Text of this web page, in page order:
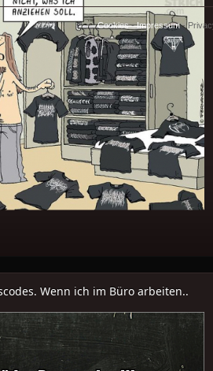
Wenn ich im Büro arbeiten..
Cookies-Impressum-